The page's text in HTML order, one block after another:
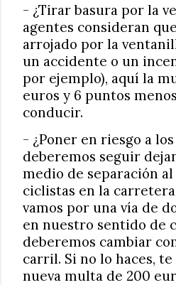
- ¿Tirar basura por la
agentes consideran
arrojado por la
un accidente o un
por ejemplo), aquí la
euros y 6 puntos
conducir.
- ¿Poner en riesgo a
deberemos seguir
medio de separación
ciclistas en la carretera
vamos por una vía de
en nuestro sentido de
deberemos cambiar
carril. Si no lo haces,
nueva multa de 200